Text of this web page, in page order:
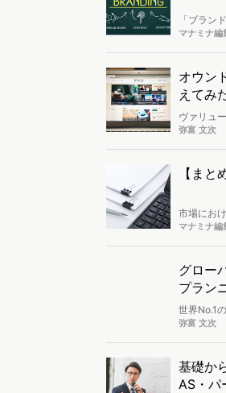
「ブラン
ばよいの
マナミナ編
オウン
えてみ
ヴァリュ
た話です
弥富 文次
【ま
市場にお
な「競合
マナミナ編
グロー
プラン
世界No.1
ケーショ
のユーザ
どのよう
編集部が
弥富 文次
基礎か
AS・パ